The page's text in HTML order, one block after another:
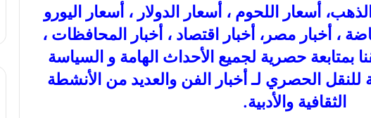
أسعار الذهب، أسعار اللحوم ، أسعار الدولار ، أسعار اليورو
، أخبار مصر، أخبار اقتصاد ، أخبار المحافظات ،
بمتابعة حصرية لجميع الأحداث الهامة و السياسة
للنقل الحصري لـ أخبار الفن والعديد من الأنشطة
الثقافية والأدبية.